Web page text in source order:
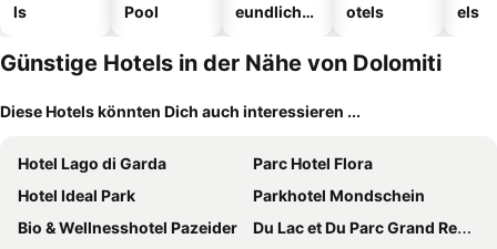
ls
Pool
eundliche
otels
els
Günstige Hotels in der Nähe von Dolomiti
Diese Hotels könnten Dich auch interessieren ...
Hotel Lago di Garda
Parc Hotel Flora
Hotel Ideal Park
Parkhotel Mondschein
Bio & Wellnesshotel Pazeider
Du Lac et Du Parc Grand Resort